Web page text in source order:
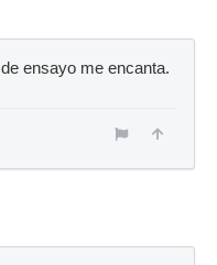
ensayo me encanta.